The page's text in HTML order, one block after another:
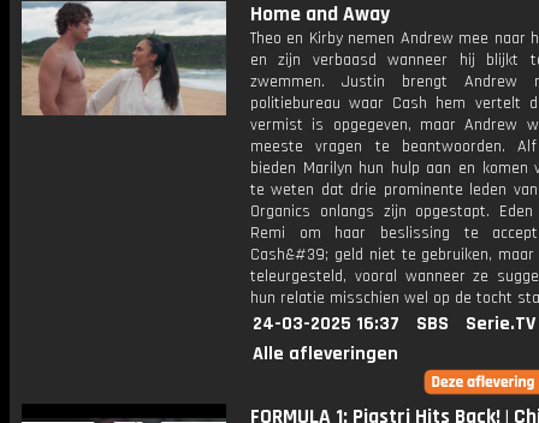
Home and Away
Theo en Kirby nemen Andrew mee naar
en zijn verbaasd wanneer hij blijkt
zwemmen. Justin brengt Andrew
politiebureau waar Cash hem vertelt
vermist is opgegeven, maar Andrew
meeste vragen te beantwoorden.
bieden Marilyn hun hulp aan en komen
te weten dat drie prominente leden
Organics onlangs zijn opgestapt.
Remi om haar beslissing te
Cash&#39; geld niet te gebruiken,
teleurgesteld, vooral wanneer ze
hun relatie misschien wel op de tocht
24-03-2025 16:37 SBS
Serie.TV
Alle afleveringen
FORMULA 1: Piastri Hits Back! |